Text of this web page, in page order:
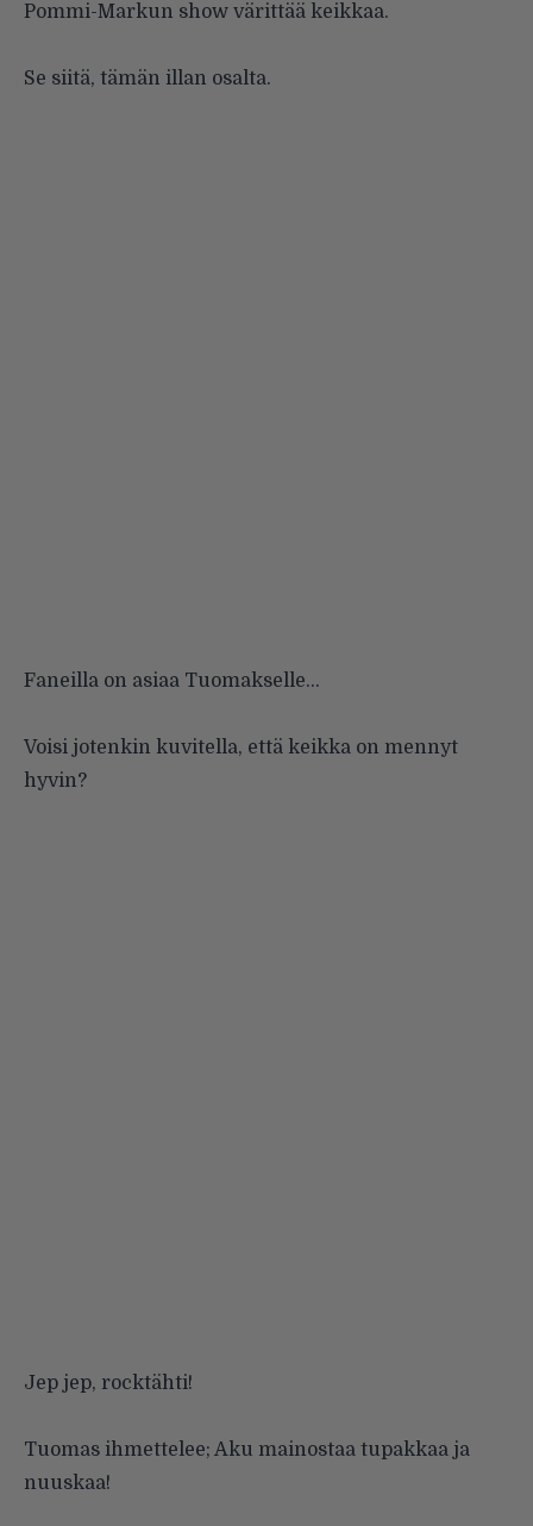
Pommi-Markun show värittää keikkaa.
Se siitä, tämän illan osalta.
Faneilla on asiaa Tuomakselle…
Voisi jotenkin kuvitella, että keikka on mennyt
hyvin?
Jep jep, rocktähti!
Tuomas ihmettelee; Aku mainostaa tupakkaa ja
nuuskaa!